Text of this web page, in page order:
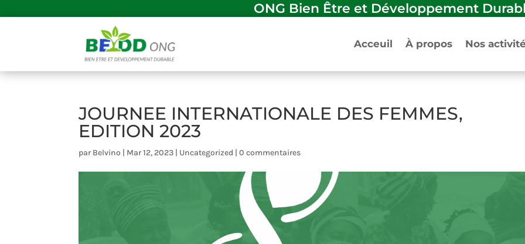
ONG Bien Être et Développement
Acceuil À propos Nos
JOURNEE INTERNATIONALE DES FEMMES,
EDITION 2023
par Belvino | Mar 12, 2023 | Uncategorized |0 commentaires